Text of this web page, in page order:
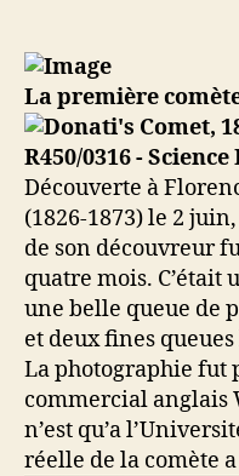
La première
Découverte à
(1826-1873) le 2
de son découvreur
quatre mois. C’était
une belle queue de
et deux fines
La photographie fut
commercial anglais
n’est qu’a
réelle de la comète